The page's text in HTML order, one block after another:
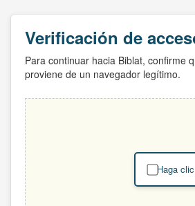
Verificación de
Para continuar hacia Biblat, confirme
proviene de un navegador legítimo.
Haga